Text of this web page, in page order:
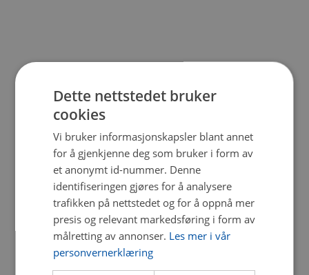
Dette nettstedet bruker
cookies
Vi bruker informasjonskapsler blant annet
for å gjenkjenne deg som bruker i form av
et anonymt id-nummer. Denne
identifiseringen gjøres for å analysere
trafikken på nettstedet og for å oppnå mer
presis og relevant markedsføring i form av
målretting av annonser. Les mer i vår
personvernerklæring